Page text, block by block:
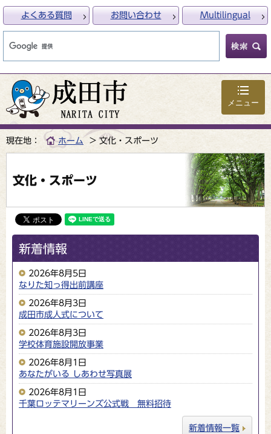
メニュー
よくある質問 お問い合わせ Multilingual
現在地： ホーム 文化・スポーツ
文化・スポーツ
新着情報
2026年8月5日
なりた知っ得出前講座
2026年8月3日
成田市成人式について
2026年8月3日
学校体育施設開放事業
2026年8月1日
あなたがいる しあわせ写真展
2026年8月1日
千葉ロッテマリーンズ公式戦 無料招待
新着情報一覧